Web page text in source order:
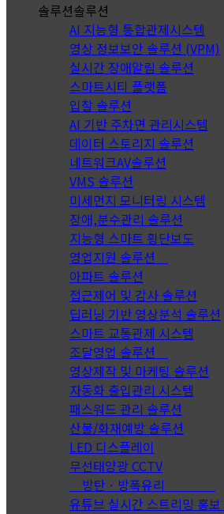
솔루션솔루션
AI 지능형 통합관제시스템
영상 정보보안 솔루션 (VPM)
실시간 장애알림 솔루션
스마트시티 플랫폼
입찰 솔루션
AI 기반 주차면 관리시스템
데이터 스토리지 솔루션
네트워크AV솔루션
VMS 솔루션
미세먼지 모니터링 시스템
장애,분수관리 솔루션
지능형 스마트 횡단보도
영업지원 솔루션
아파트 솔루션
접근제어 및 감사 솔루션
딥러닝 기반 영상분석 솔루션
스마트 교통관제 시스템
조달영업 솔루션
영상제작 및 마케팅 솔루션
자동화 출입관리 시스템
패스워드 관리 솔루션
산불/화재예방 솔루션
LED 디스플레이
무선태양광 CCTV
방탄ㆍ방폭유리
유튜브 실시간 스트리밍 홍보